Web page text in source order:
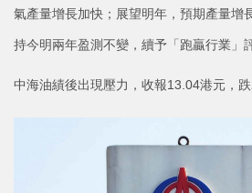
氣產量增長加快；展望明年，預期產量增
持今明兩年盈測不變，續予「跑贏行業」
中海油績後出現壓力，收報13.04港元，跌